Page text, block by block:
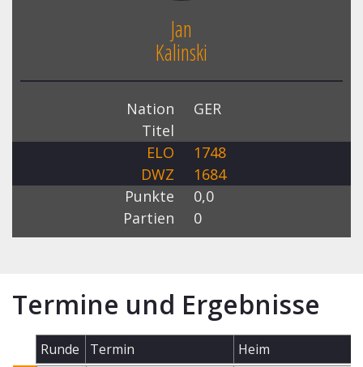
Jan
Kalinski
Nation
GER
Titel
ELO
1748
DWZ
1684
Punkte
0,0
Partien
0
Termine und Ergebnisse
Runde Termin Heim